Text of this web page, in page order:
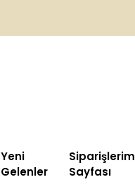
Yeni
Gelenler
Siparişlerim
Sayfası